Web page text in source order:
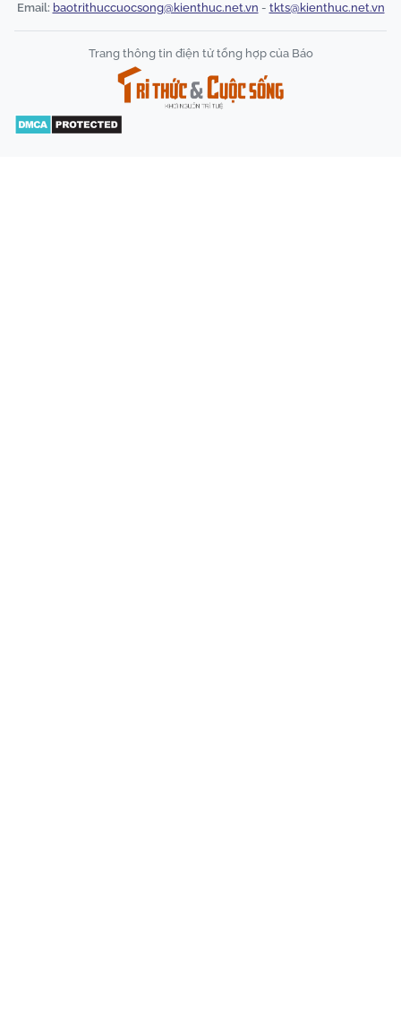
Email: baotrithuccuocsong@kienthuc.net.vn - tkts@kienthuc.net.vn
Trang thông tin điện tử tổng hợp của Báo